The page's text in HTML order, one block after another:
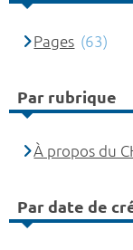
Pages (63)
Par rubrique
À propos du
Par date de